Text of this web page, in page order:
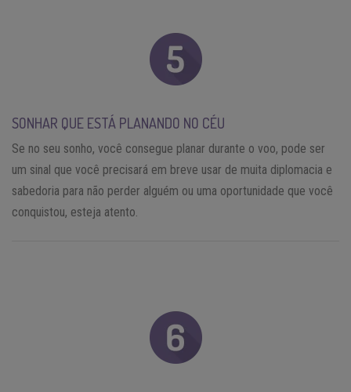
SONHAR QUE ESTÁ PLANANDO NO CÉU
Se no seu sonho, você consegue planar durante o voo, pode ser
um sinal que você precisará em breve usar de muita diplomacia e
sabedoria para não perder alguém ou uma oportunidade que você
conquistou, esteja atento.